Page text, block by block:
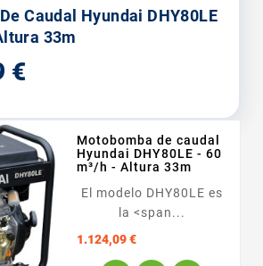
Caudal Hyundai DHY80LE
33m
€Precio
Motobomba de caudal
Hyundai DHY80LE - 60
m³/h - Altura 33m
El modelo DHY80LE es
la <span...
1.124,09 €Precio